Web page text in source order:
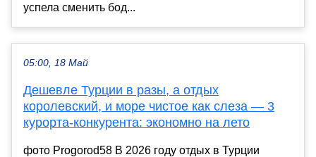
успела сменить бод...
05:00, 18 Май
Дешевле Турции в разы, а отдых
королевский, и море чистое как слеза — 3
курорта-конкурента: экономно на лето
фото Progorod58 В 2026 году отдых в Турции